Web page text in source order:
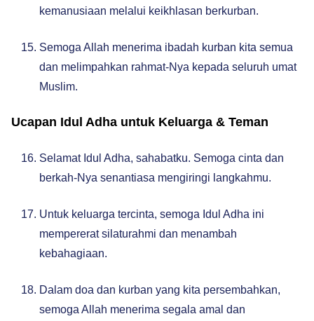
kemanusiaan melalui keikhlasan berkurban.
Semoga Allah menerima ibadah kurban kita semua
dan melimpahkan rahmat-Nya kepada seluruh umat
Muslim.
Ucapan Idul Adha untuk Keluarga & Teman
Selamat Idul Adha, sahabatku. Semoga cinta dan
berkah-Nya senantiasa mengiringi langkahmu.
Untuk keluarga tercinta, semoga Idul Adha ini
mempererat silaturahmi dan menambah
kebahagiaan.
Dalam doa dan kurban yang kita persembahkan,
semoga Allah menerima segala amal dan